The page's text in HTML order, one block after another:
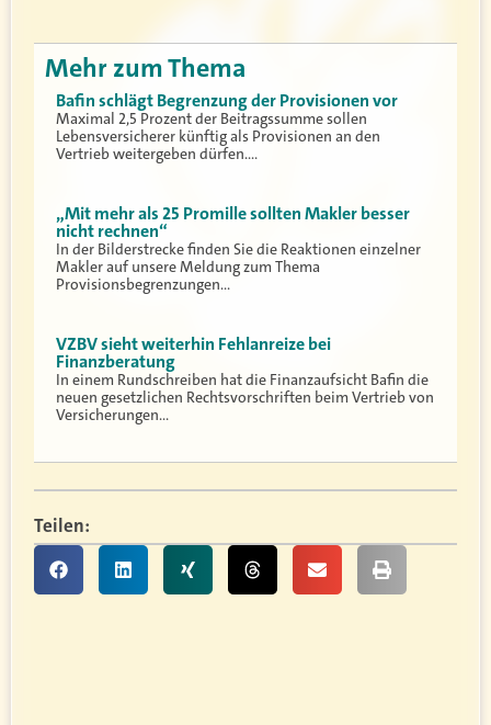
Mehr zum Thema
Bafin schlägt Begrenzung der Provisionen vor
Maximal 2,5 Prozent der Beitragssumme sollen
Lebensversicherer künftig als Provisionen an den
Vertrieb weitergeben dürfen.…
„Mit mehr als 25 Promille sollten Makler besser
nicht rechnen“
In der Bilderstrecke finden Sie die Reaktionen einzelner
Makler auf unsere Meldung zum Thema
Provisionsbegrenzungen…
VZBV sieht weiterhin Fehlanreize bei
Finanzberatung
In einem Rundschreiben hat die Finanzaufsicht Bafin die
neuen gesetzlichen Rechtsvorschriften beim Vertrieb von
Versicherungen…
Teilen: